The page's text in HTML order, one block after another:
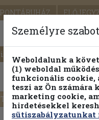
PONTÁRUHÁZ
PILLANATNYI
Személyre
Weboldalunk a
(1) weboldal
funkcionális cookie,
teszi az Ön számára
marketing cookie,
hirdetésekkel